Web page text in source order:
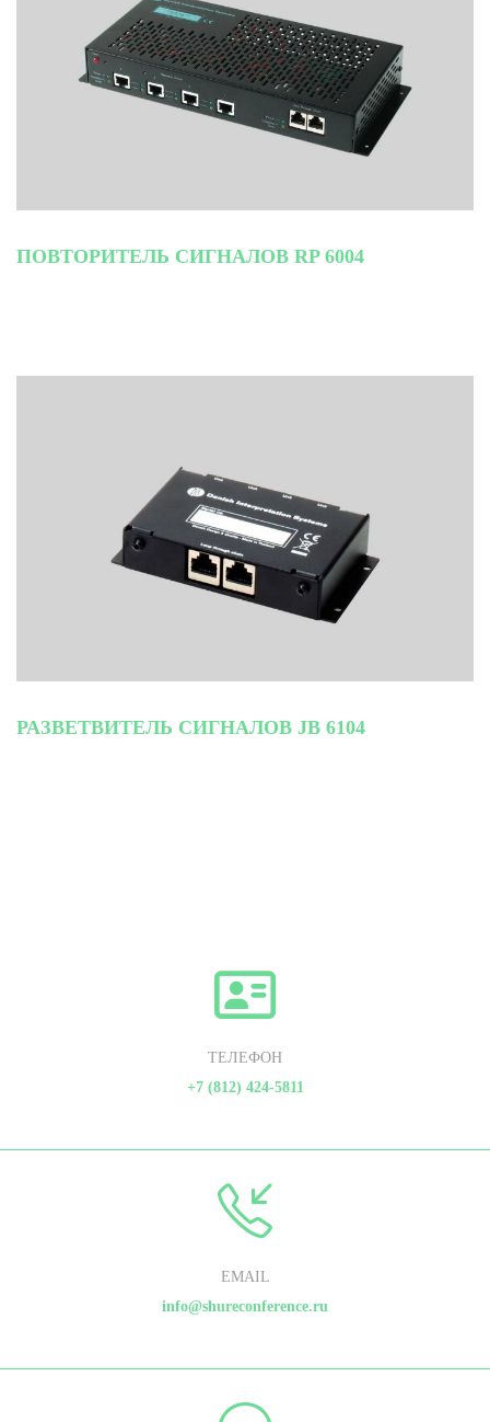
ПОВТОРИТЕЛЬ СИГНАЛОВ RP 6004
РАЗВЕТВИТЕЛЬ СИГНАЛОВ JB 6104
ТЕЛЕФОН
+7 (812) 424-5811
EMAIL
info@shureconference.ru